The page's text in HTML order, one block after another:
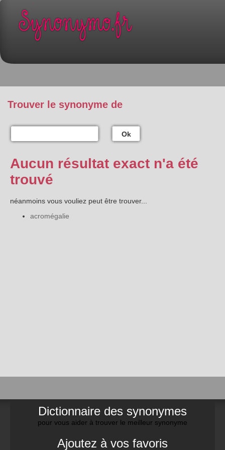
Trouver le synonyme de
Ok
Aucun résultat exact n'a été
trouvé
néanmoins vous vouliez peut être trouver...
acromégalie
Dictionnaire des synonymes
pour vous aider à trouver le meilleur synonyme
Ajoutez à vos favoris